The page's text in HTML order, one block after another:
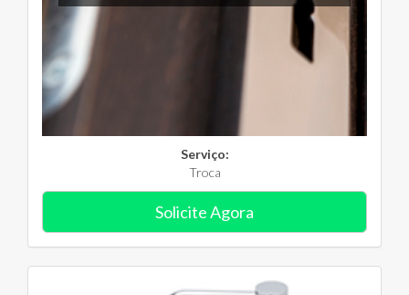
Serviço:
Troca
Solicite Agora